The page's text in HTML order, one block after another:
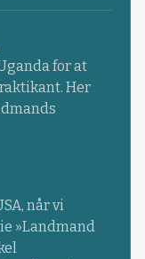
for at
Her
når vi
»Landmand